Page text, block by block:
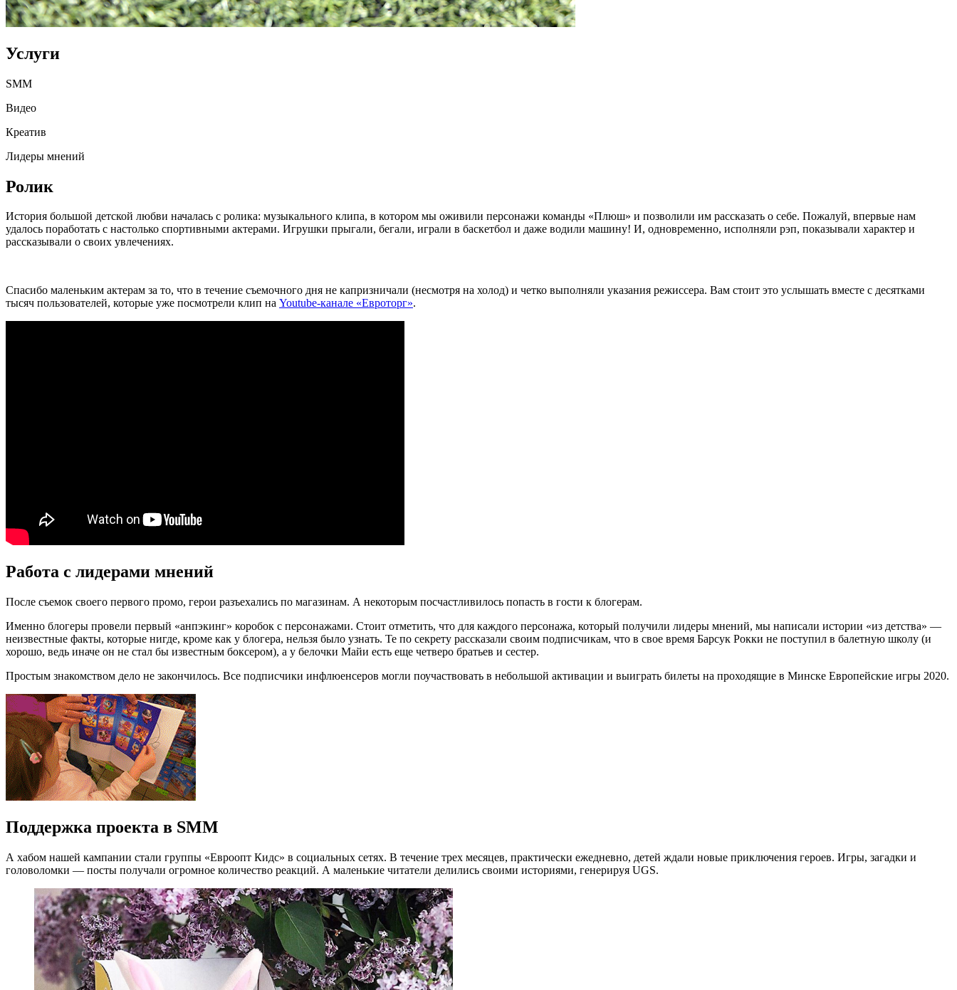
Услуги
SMM
Видео
Креатив
Лидеры мнений
Ролик
История большой детской любви началась с ролика: музыкального клипа, в котором мы оживили персонажи команды «Плюш» и позволили им рассказать о себе. Пожалуй, впервые нам
удалось поработать с настолько спортивными актерами. Игрушки прыгали, бегали, играли в баскетбол и даже водили машину! И, одновременно, исполняли рэп, показывали характер и
рассказывали о своих увлечениях.
Спасибо маленьким актерам за то, что в течение съемочного дня не капризничали (несмотря на холод) и четко выполняли указания режиссера. Вам стоит это услышать вместе с десятками
тысяч пользователей, которые уже посмотрели клип на Youtube-канале «Евроторг».
Работа с лидерами мнений
После съемок своего первого промо, герои разъехались по магазинам. А некоторым посчастливилось попасть в гости к блогерам.
Именно блогеры провели первый «анпэкинг» коробок с персонажами. Стоит отметить, что для каждого персонажа, который получили лидеры мнений, мы написали истории «из детства» —
неизвестные факты, которые нигде, кроме как у блогера, нельзя было узнать. Те по секрету рассказали своим подписчикам, что в свое время Барсук Рокки не поступил в балетную школу (и
хорошо, ведь иначе он не стал бы известным боксером), а у белочки Майи есть еще четверо братьев и сестер.
Простым знакомством дело не закончилось. Все подписчики инфлюенсеров могли поучаствовать в небольшой активации и выиграть билеты на проходящие в Минске Европейские игры 2020.
Поддержка проекта в SMM
А хабом нашей кампании стали группы «Евроопт Кидс» в социальных сетях. В течение трех месяцев, практически ежедневно, детей ждали новые приключения героев. Игры, загадки и
головоломки — посты получали огромное количество реакций. А маленькие читатели делились своими историями, генерируя UGS.